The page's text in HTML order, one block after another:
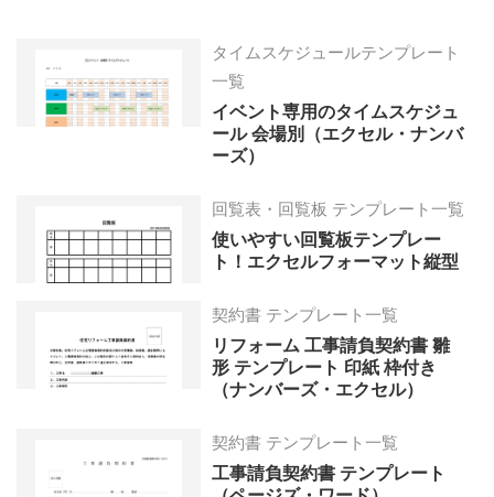
タイムスケジュールテンプレート
一覧
イベント専用のタイムスケジュ
ール 会場別（エクセル・ナンバ
ーズ）
回覧表・回覧板 テンプレート一覧
使いやすい回覧板テンプレー
ト！エクセルフォーマット縦型
契約書 テンプレート一覧
リフォーム 工事請負契約書 雛
形 テンプレート 印紙 枠付き
（ナンバーズ・エクセル）
契約書 テンプレート一覧
工事請負契約書 テンプレート